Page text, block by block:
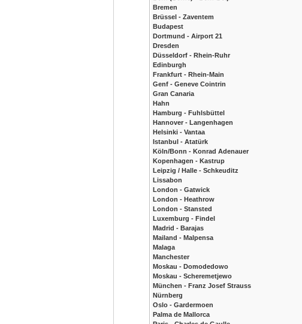
Bremen
Brüssel - Zaventem
Budapest
Dortmund - Airport 21
Dresden
Düsseldorf - Rhein-Ruhr
Edinburgh
Frankfurt - Rhein-Main
Genf - Geneve Cointrin
Gran Canaria
Hahn
Hamburg - Fuhlsbüttel
Hannover - Langenhagen
Helsinki - Vantaa
Istanbul - Atatürk
Köln/Bonn - Konrad Adenauer
Kopenhagen - Kastrup
Leipzig / Halle - Schkeuditz
Lissabon
London - Gatwick
London - Heathrow
London - Stansted
Luxemburg - Findel
Madrid - Barajas
Mailand - Malpensa
Malaga
Manchester
Moskau - Domodedowo
Moskau - Scheremetjewo
München - Franz Josef Strauss
Nürnberg
Oslo - Gardermoen
Palma de Mallorca